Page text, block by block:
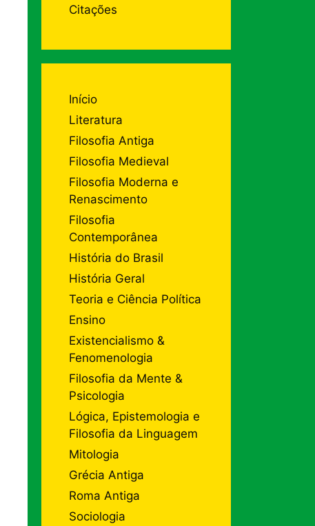
Citações
Início
Literatura
Filosofia Antiga
Filosofia Medieval
Filosofia Moderna e
Renascimento
Filosofia
Contemporânea
História do Brasil
História Geral
Teoria e Ciência Política
Ensino
Existencialismo &
Fenomenologia
Filosofia da Mente &
Psicologia
Lógica, Epistemologia e
Filosofia da Linguagem
Mitologia
Grécia Antiga
Roma Antiga
Sociologia